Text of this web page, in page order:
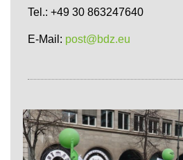
Tel.: +49 30 863247640
E-Mail: post@bdz.eu